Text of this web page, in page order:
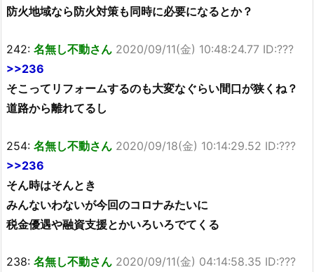
防火地域なら防火対策も同時に必要になるとか？
242: 名無し不動さん 2020/09/11(金) 10:48:24.77 ID:???
>>236
そこってリフォームするのも大変なぐらい間口が狭くね？
道路から離れてるし
254: 名無し不動さん 2020/09/18(金) 10:14:29.52 ID:???
>>236
そん時はそんとき
みんないわないが今回のコロナみたいに
税金優遇や融資支援とかいろいろでてくる
238: 名無し不動さん 2020/09/11(金) 04:14:58.35 ID:???